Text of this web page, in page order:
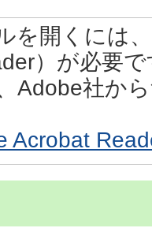
を開くには
）が必要
Adobe社か
Acrobat